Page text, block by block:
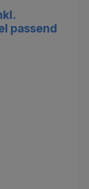
passend